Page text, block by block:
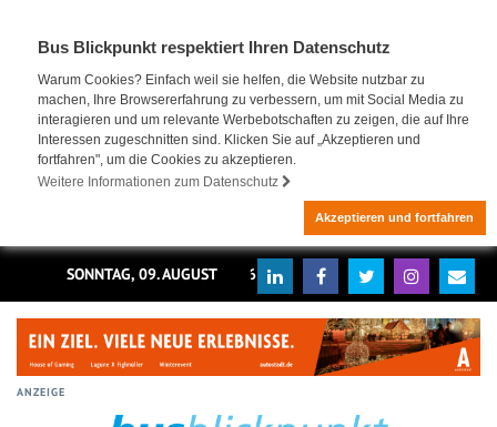
Bus Blickpunkt respektiert Ihren Datenschutz
Warum Cookies? Einfach weil sie helfen, die Website nutzbar zu
machen, Ihre Browsererfahrung zu verbessern, um mit Social Media zu
interagieren und um relevante Werbebotschaften zu zeigen, die auf Ihre
Interessen zugeschnitten sind. Klicken Sie auf „Akzeptieren und
fortfahren", um die Cookies zu akzeptieren.
Weitere Informationen zum Datenschutz
Akzeptieren und fortfahren
SONNTAG, 09. AUGUST 2026
ANZEIGE